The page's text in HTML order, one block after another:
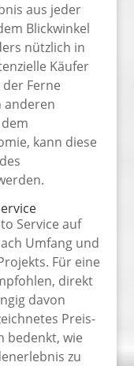
aus jeder
Blickwinkel
nützlich in
Käufer
Ferne
anderen
kann diese
Service auf
Umfang und
Für eine
direkt
davon
Preis-
bedenkt, wie
zu